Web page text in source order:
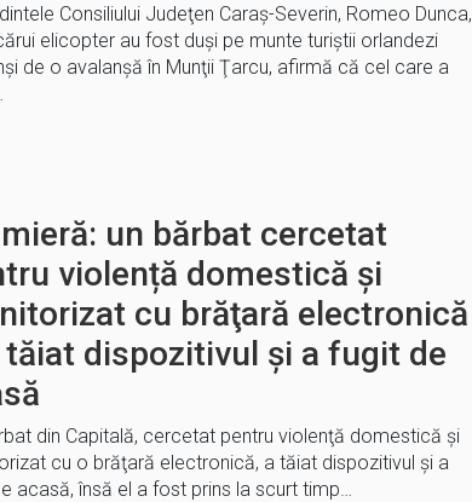
Consiliului Judeţen Caraş-Severin, Romeo Dunca,
elicopter au fost duşi pe munte turiştii orlandezi
de o avalanşă în Munţii Ţarcu, afirmă că cel care a
un bărbat cercetat
violență domestică și
cu brăţară electronică
tăiat dispozitivul şi a fugit de
din Capitală, cercetat pentru violenţă domestică şi
cu o brăţară electronică, a tăiat dispozitivul şi a
acasă, însă el a fost prins la scurt timp…